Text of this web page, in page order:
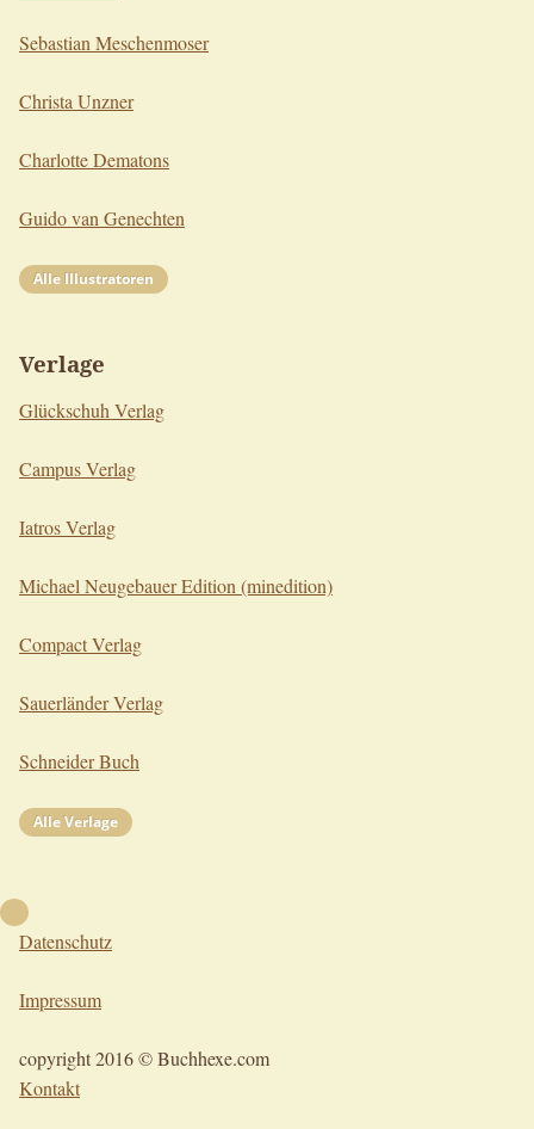
Sebastian Meschenmoser
Christa Unzner
Charlotte Dematons
Guido van Genechten
Alle Illustratoren
Verlage
Glückschuh Verlag
Campus Verlag
Iatros Verlag
Michael Neugebauer Edition (minedition)
Compact Verlag
Sauerländer Verlag
Schneider Buch
Alle Verlage
Datenschutz
Impressum
copyright 2016 © Buchhexe.com
Kontakt